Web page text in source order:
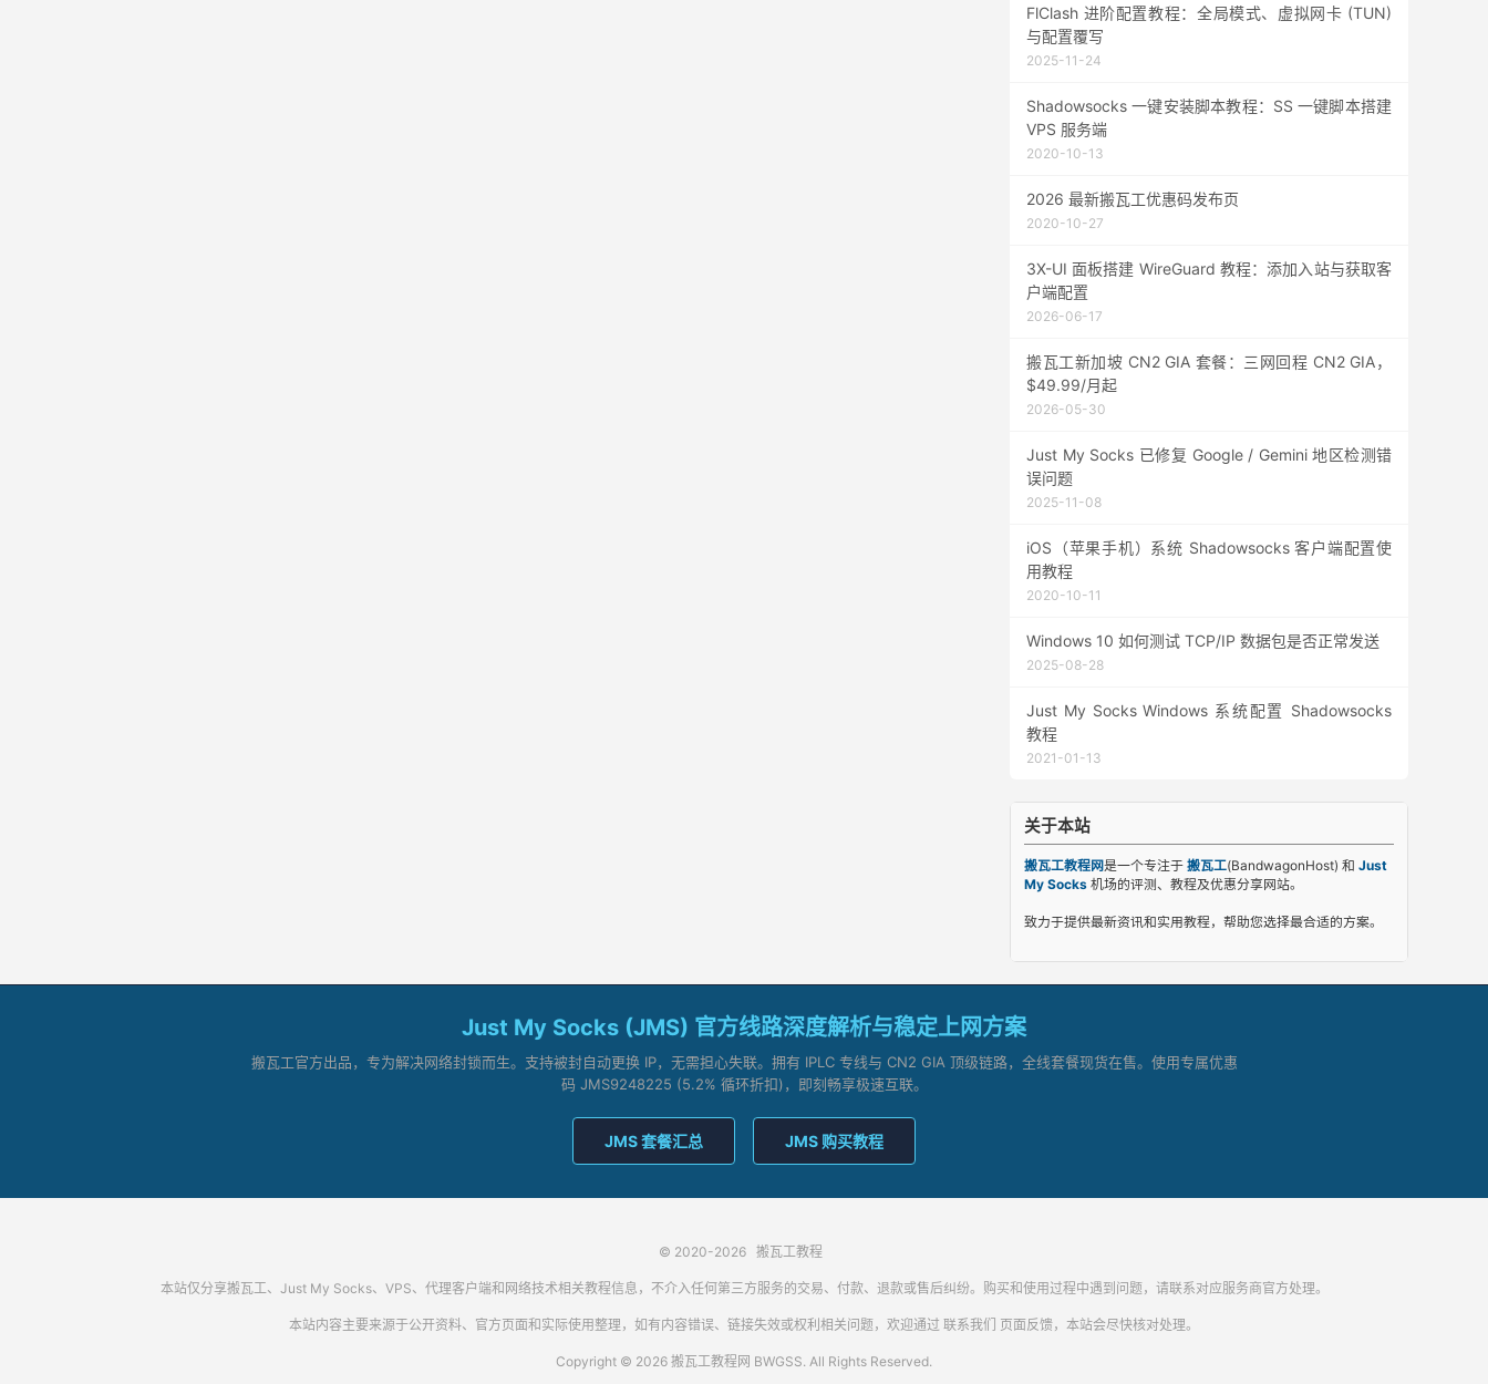
FlClash 进阶配置教程：全局模式、虚拟网卡 (TUN)
与配置覆写
2025-11-24
Shadowsocks 一键安装脚本教程：SS 一键脚本搭建
VPS 服务端
2020-10-13
2026 最新搬瓦工优惠码发布页
2020-10-27
3X-UI 面板搭建 WireGuard 教程：添加入站与获取客
户端配置
2026-06-17
搬瓦工新加坡 CN2 GIA 套餐：三网回程 CN2 GIA，
$49.99/月起
2026-05-30
Just My Socks 已修复 Google / Gemini 地区检测错
误问题
2025-11-08
iOS（苹果手机）系统 Shadowsocks 客户端配置使
用教程
2020-10-11
Windows 10 如何测试 TCP/IP 数据包是否正常发送
2025-08-28
Just My Socks Windows 系统配置 Shadowsocks
教程
2021-01-13
关于本站
搬瓦工教程网是一个专注于 搬瓦工(BandwagonHost) 和 Just
My Socks 机场的评测、教程及优惠分享网站。
致力于提供最新资讯和实用教程，帮助您选择最合适的方案。
Just My Socks (JMS) 官方线路深度解析与稳定上网方案
搬瓦工官方出品，专为解决网络封锁而生。支持被封自动更换 IP，无需担心失联。拥有 IPLC 专线与 CN2 GIA 顶级链路，全线套餐现货在售。使用专属优惠
码 JMS9248225 (5.2% 循环折扣)，即刻畅享极速互联。
JMS 套餐汇总 JMS 购买教程
© 2020-2026 搬瓦工教程
本站仅分享搬瓦工、Just My Socks、VPS、代理客户端和网络技术相关教程信息，不介入任何第三方服务的交易、付款、退款或售后纠纷。购买和使用过程中遇到问题，请联系对应服务商官方处理。
本站内容主要来源于公开资料、官方页面和实际使用整理，如有内容错误、链接失效或权利相关问题，欢迎通过 联系我们 页面反馈，本站会尽快核对处理。
Copyright © 2026 搬瓦工教程网 BWGSS. All Rights Reserved.